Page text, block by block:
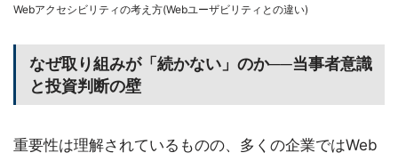
Webアクセシビリティの考え方(Webユーザビリティとの違い)
なぜ取り組みが「続かない」のか──当事者意識
と投資判断の壁
重要性は理解されているものの、多くの企業ではWeb